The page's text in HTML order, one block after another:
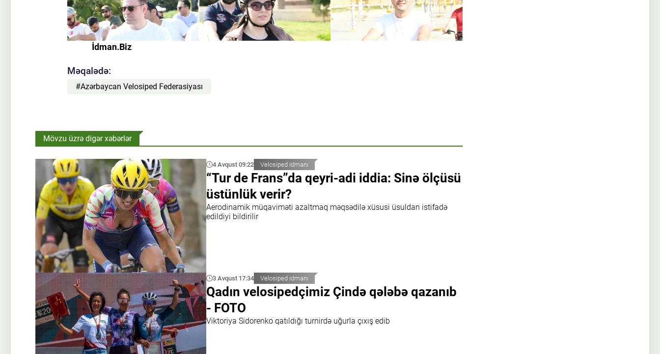
İdman.Biz
Məqalədə:
#Azərbaycan Velosiped Federasiyası
Mövzu üzrə digər xəbərlər
4 Avqust 09:22 Velosiped idmanı
“Tur de Frans”da qeyri-adi iddia: Sinə ölçüsü
üstünlük verir?
Aerodinamik müqaviməti azaltmaq məqsədilə xüsusi üsuldan istifadə
edildiyi bildirilir
3 Avqust 17:34 Velosiped idmanı
Qadın velosipedçimiz Çində qələbə qazanıb
- FOTO
Viktoriya Sidorenko qatıldığı turnirdə uğurla çıxış edib